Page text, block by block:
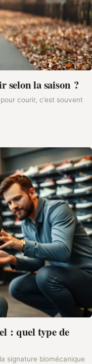
selon la saison ?
courir, c’est souvent
: quel type de
signature biomécanique